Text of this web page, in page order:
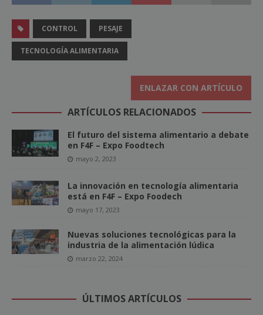
CONTROL PESAJE
TECNOLOGÍA ALIMENTARIA
ENLAZAR CON ARTÍCULO
ARTÍCULOS RELACIONADOS
El futuro del sistema alimentario a debate
en F4F – Expo Foodtech
mayo 2, 2023
La innovación en tecnología alimentaria
está en F4F – Expo Foodech
mayo 17, 2023
Nuevas soluciones tecnológicas para la
industria de la alimentación lúdica
marzo 22, 2024
ÚLTIMOS ARTÍCULOS